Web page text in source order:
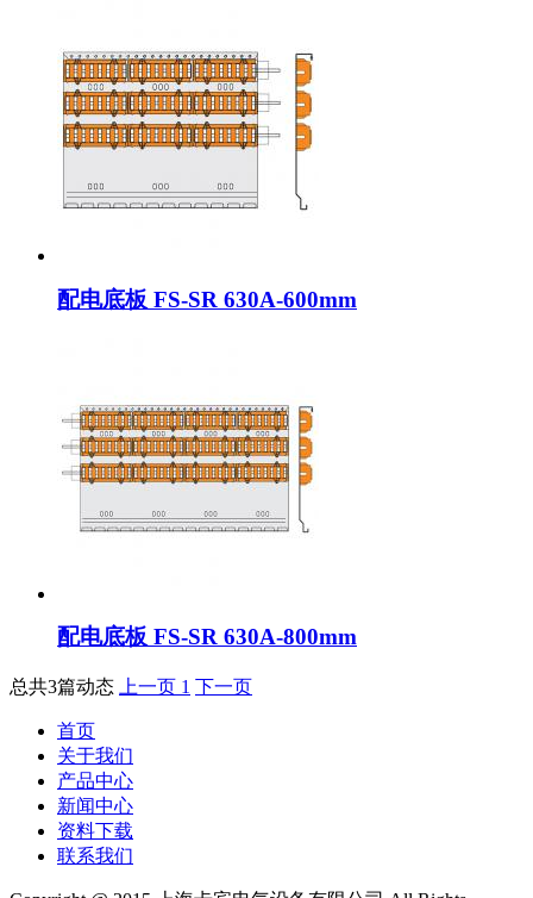
配电底板 FS-SR 630A-600mm
配电底板 FS-SR 630A-800mm
总共3篇动态 上一页 1 下一页
首页
关于我们
产品中心
新闻中心
资料下载
联系我们